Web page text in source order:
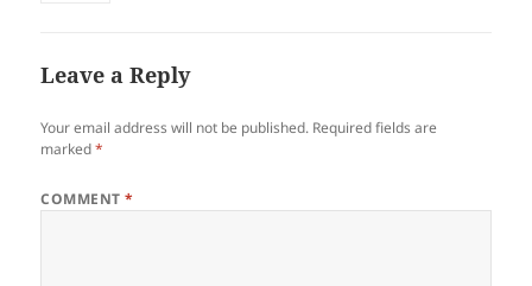
Leave a Reply
Your email address will not be published. Required fields are
marked*
COMMENT*